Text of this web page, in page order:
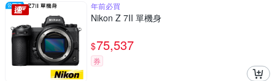
年前必買
Nikon Z 7II 單機身
$75,537
券